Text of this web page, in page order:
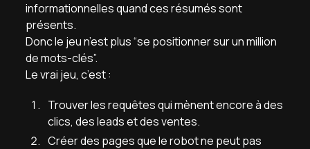
informationnelles quand ces résumés sont
présents.
Donc le jeu n’est plus “se positionner sur un million
de mots-clés”.
Le vrai jeu, c’est :
Trouver les requêtes qui mènent encore à des
clics, des leads et des ventes.
Créer des pages que le robot ne peut pas